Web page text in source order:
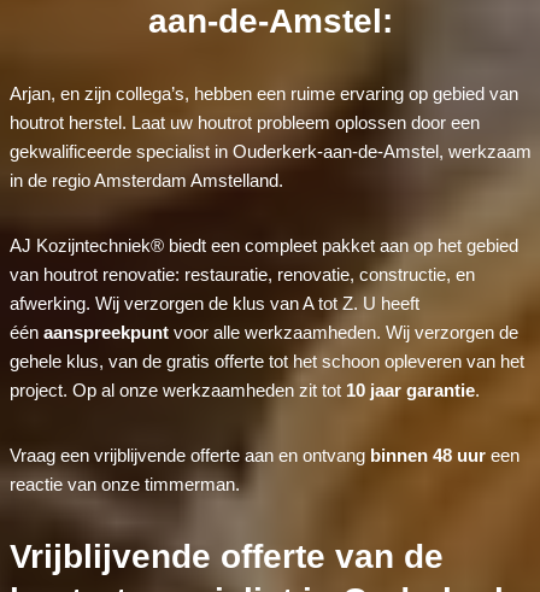
aan-de-Amstel:
Arjan, en zijn collega’s, hebben een ruime ervaring op gebied van
houtrot herstel. Laat uw houtrot probleem oplossen door een
gekwalificeerde specialist in Ouderkerk-aan-de-Amstel, werkzaam
in de regio Amsterdam Amstelland.
AJ Kozijntechniek® biedt een compleet pakket aan op het gebied
van houtrot renovatie: restauratie, renovatie, constructie, en
afwerking. Wij verzorgen de klus van A tot Z. U heeft
één aanspreekpuntvoor alle werkzaamheden. Wij verzorgen de
gehele klus, van de gratis offerte tot het schoon opleveren van het
project. Op al onze werkzaamheden zit tot 10 jaar garantie.
Vraag een vrijblijvende offerte aan en ontvang binnen 48 uureen
reactie van onze timmerman.
Vrijblijvende offerte van de